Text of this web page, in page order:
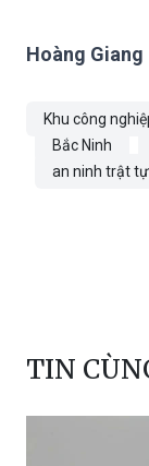
Hoàng Giang
Khu công
Bắc Ninh
an ninh trật tự
TIN